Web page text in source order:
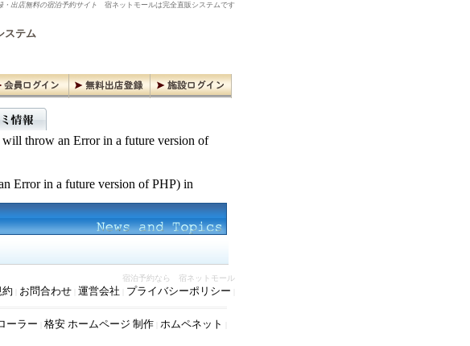
・出店無料の宿泊予約サイト 宿ネットモールは完全直販システムです
ステム
will throw an Error in a future version of
Error in a future version of PHP) in
宿泊予約なら 宿ネットモール
お問合わせ 運営会社 プライバシーポリシー
ーラー 格安 ホームページ 制作 ホムペネット